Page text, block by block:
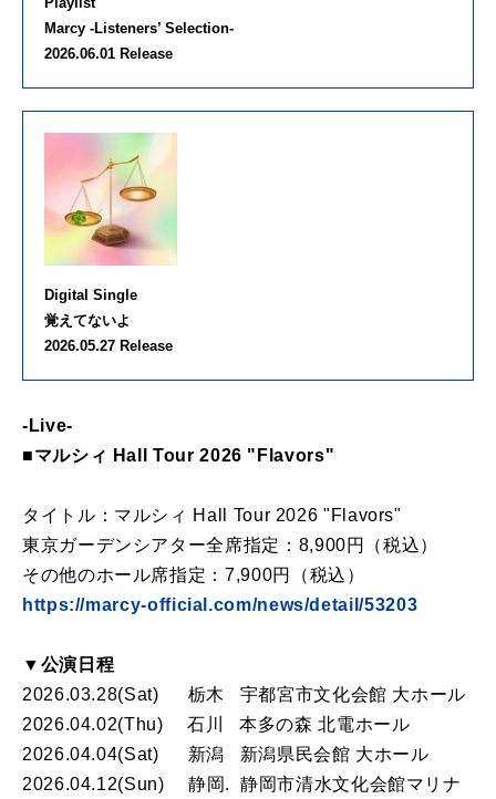
Marcy -Listeners’ Selection-
2026.06.01 Release
Digital Single
覚えてないよ
2026.05.27 Release
-Live-
■マルシィ Hall Tour 2026 "Flavors"
タイトル：マルシィ Hall Tour 2026 "Flavors"
東京ガーデンシアター全席指定：8,900円（税込）
その他のホール席指定：7,900円（税込）
https://marcy-official.com/news/detail/53203
▼公演日程
2026.03.28(Sat) 栃木 宇都宮市文化会館 大ホール
2026.04.02(Thu) 石川 本多の森 北電ホール
2026.04.04(Sat) 新潟 新潟県民会館 大ホール
2026.04.12(Sun) 静岡. 静岡市清水文化会館マリナ